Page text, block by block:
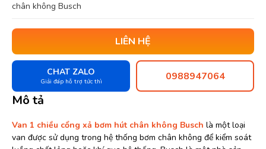
chân không Busch
LIÊN HỆ
CHAT ZALO
Giải đáp hỗ trợ tức thì 0988947064
Mô tả
Van 1 chiều cổng xả bơm hút chân không Busch là một loại
van được sử dụng trong hệ thống bơm chân không để kiểm soát